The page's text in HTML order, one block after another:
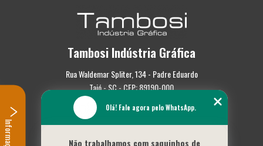
Tambosi Indústria Gráfica
Rua Waldemar Spliter, 134 - Padre Eduardo
Taió - SC - CEP: 89190-000
(47) 3562-0587
Olá! Fale agora pelo WhatsApp.
Não trabalhamos com saquinhos de
Informações